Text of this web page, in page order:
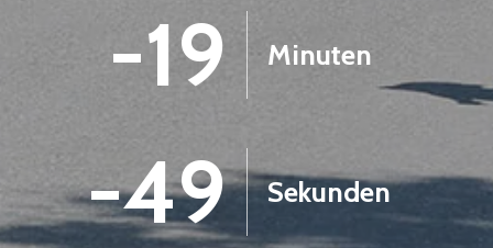
-19 Minuten
-50 Sekunden